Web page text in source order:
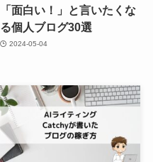
「面白い！」と言いたくな
る個人ブログ30選
2024-05-04